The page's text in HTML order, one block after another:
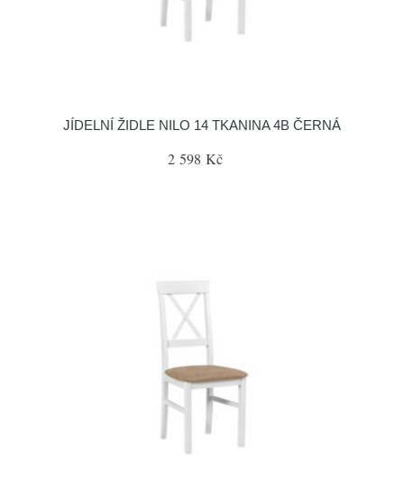
JÍDELNÍ ŽIDLE NILO 14 TKANINA 4B ČERNÁ
2 598 Kč